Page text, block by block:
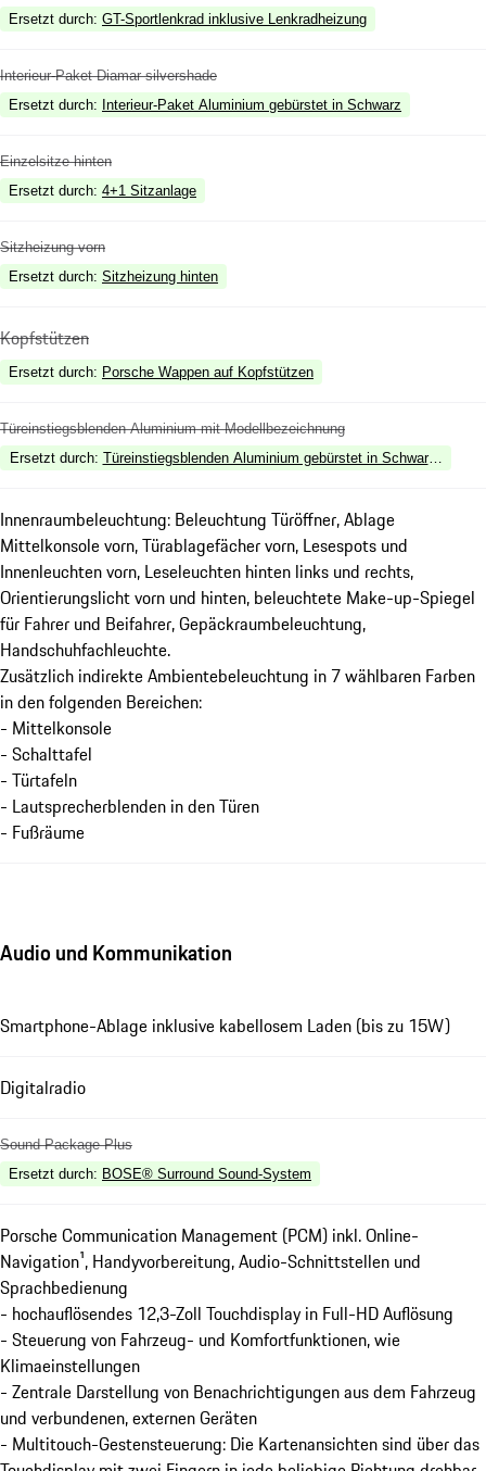
Ersetzt durch: GT-Sportlenkrad inklusive Lenkradheizung
Interieur-Paket Diamar silvershade
Ersetzt durch: Interieur-Paket Aluminium gebürstet in Schwarz
Einzelsitze hinten
Ersetzt durch: 4+1 Sitzanlage
Sitzheizung vorn
Ersetzt durch: Sitzheizung hinten
Kopfstützen
Ersetzt durch: Porsche Wappen auf Kopfstützen
Türeinstiegsblenden Aluminium mit Modellbezeichnung
Ersetzt durch: Türeinstiegsblenden Aluminium gebürstet in Schwarz,
Innenraumbeleuchtung: Beleuchtung Türöffner, Ablage
Mittelkonsole vorn, Türablagefächer vorn, Lesespots und
Innenleuchten vorn, Leseleuchten hinten links und rechts,
Orientierungslicht vorn und hinten, beleuchtete Make-up-Spiegel
für Fahrer und Beifahrer, Gepäckraumbeleuchtung,
Handschuhfachleuchte.
Zusätzlich indirekte Ambientebeleuchtung in 7 wählbaren Farben
in den folgenden Bereichen:
- Mittelkonsole
- Schalttafel
- Türtafeln
- Lautsprecherblenden in den Türen
- Fußräume
Audio und Kommunikation
Smartphone-Ablage inklusive kabellosem Laden (bis zu 15W)
Digitalradio
Sound Package Plus
Ersetzt durch: BOSE® Surround Sound-System
Porsche Communication Management (PCM) inkl. Online-
Navigation¹, Handyvorbereitung, Audio-Schnittstellen und
Sprachbedienung
- hochauflösendes 12,3-Zoll Touchdisplay in Full-HD Auflösung
- Steuerung von Fahrzeug- und Komfortfunktionen, wie
Klimaeinstellungen
- Zentrale Darstellung von Benachrichtigungen aus dem Fahrzeug
und verbundenen, externen Geräten
- Multitouch-Gestensteuerung: Die Kartenansichten sind über das